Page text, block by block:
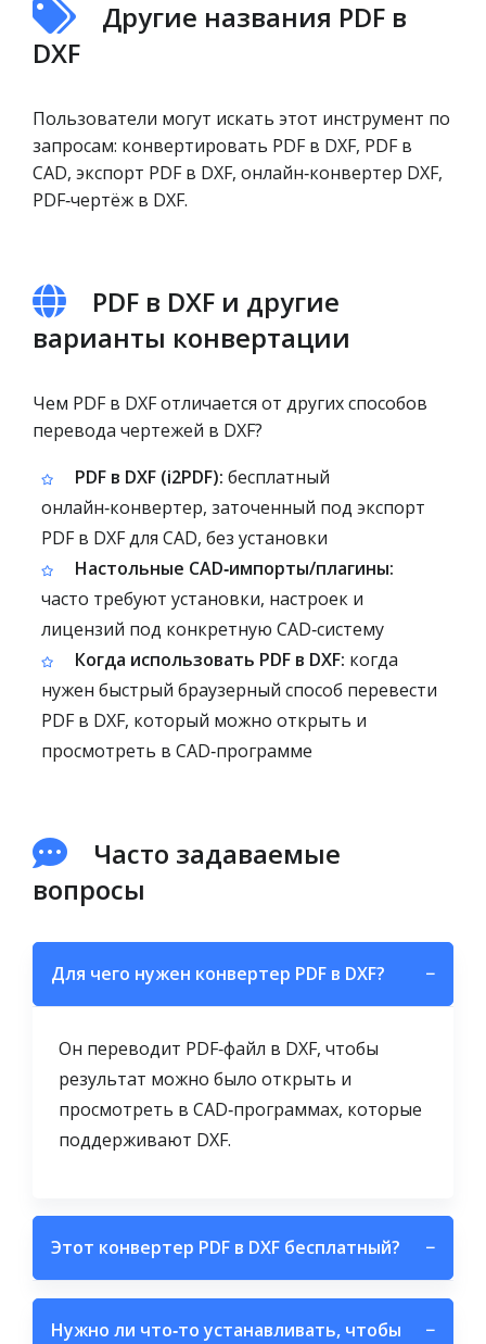
Другие названия PDF в
DXF
Пользователи могут искать этот инструмент по
запросам: конвертировать PDF в DXF, PDF в
CAD, экспорт PDF в DXF, онлайн‑конвертер DXF,
PDF‑чертёж в DXF.
PDF в DXF и другие
варианты конвертации
Чем PDF в DXF отличается от других способов
перевода чертежей в DXF?
PDF в DXF (i2PDF): бесплатный
онлайн‑конвертер, заточенный под экспорт
PDF в DXF для CAD, без установки
Настольные CAD‑импорты/плагины:
часто требуют установки, настроек и
лицензий под конкретную CAD‑систему
Когда использовать PDF в DXF: когда
нужен быстрый браузерный способ перевести
PDF в DXF, который можно открыть и
просмотреть в CAD‑программе
Часто задаваемые
вопросы
Для чего нужен конвертер PDF в DXF? −
Он переводит PDF‑файл в DXF, чтобы
результат можно было открыть и
просмотреть в CAD‑программах, которые
поддерживают DXF.
Этот конвертер PDF в DXF бесплатный? −
Нужно ли что‑то устанавливать, чтобы
−